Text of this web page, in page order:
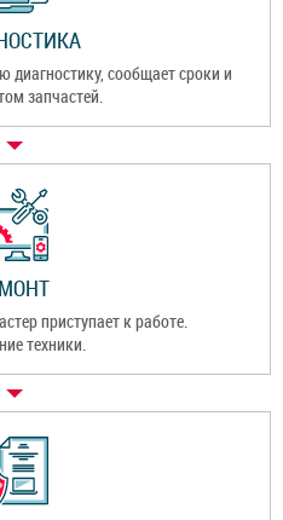
диагностику, сообщает сроки и
запчастей.
приступает к работе.
техники.